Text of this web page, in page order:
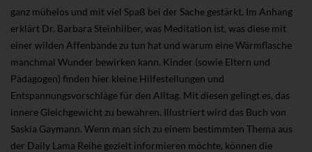
ganz mühelos und mit viel Spaß bei der Sache gestärkt. Im Anhang
erklärt Dr. Barbara Steinhilber, was Meditation ist, was diese mit
einer wilden Affenbande zu tun hat und warum eine Wärmflasche
manchmal Wunder bewirken kann. Kinder (sowie Eltern und
Pädagogen) finden hier kleine Hilfestellungen und
Entspannungsvorschläge für den Alltag. Mit diesen gelingt es, das
innere Gleichgewicht zu bewahren. Illustriert wird das Buch von
Saskia Gaymann. Wenn man sich zu einem bestimmten Thema aus
der Daily Lama Reihe gezielt informieren möchte, können die